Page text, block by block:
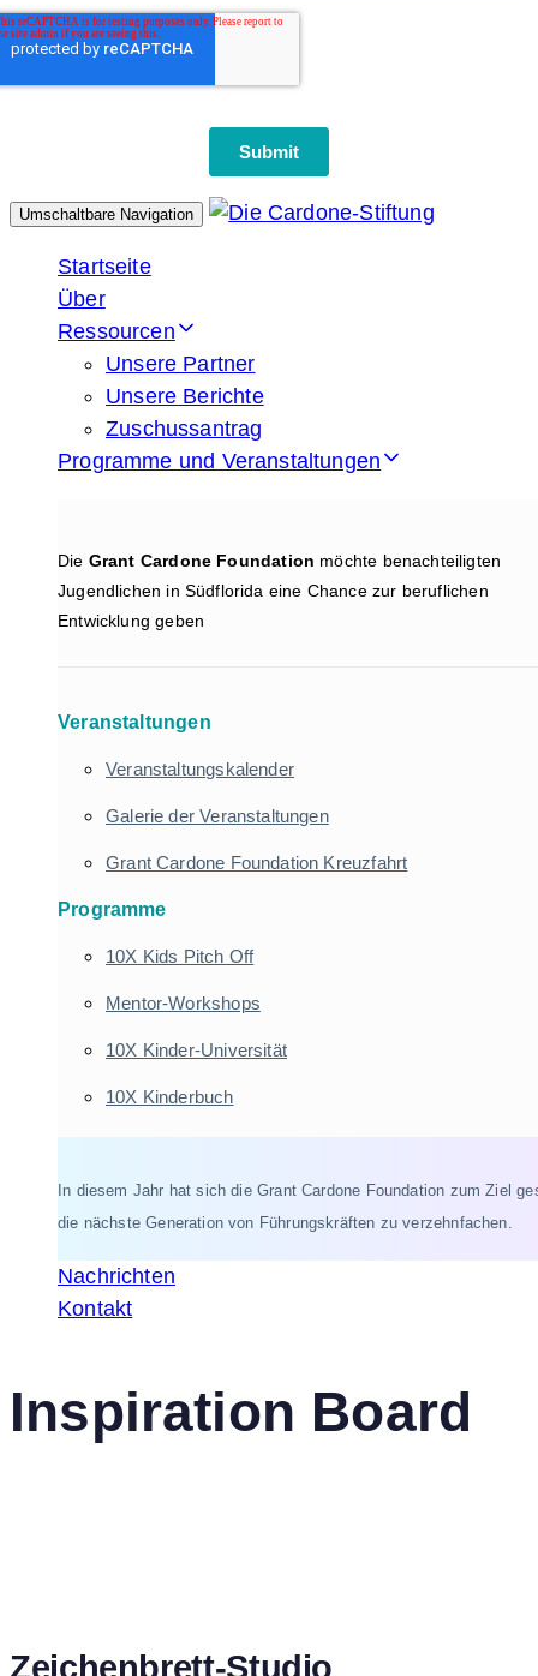
Umschaltbare Navigation
Startseite
Über
Ressourcen
Unsere Partner
Unsere Berichte
Zuschussantrag
Programme und Veranstaltungen
Die Grant Cardone Foundation möchte benachteiligten
Jugendlichen in Südflorida eine Chance zur beruflichen
Entwicklung geben
Veranstaltungen
Veranstaltungskalender
Galerie der Veranstaltungen
Grant Cardone Foundation Kreuzfahrt
Programme
10X Kids Pitch Off
Mentor-Workshops
10X Kinder-Universität
10X Kinderbuch
In diesem Jahr hat sich die Grant Cardone Foundation zum Ziel
die nächste Generation von Führungskräften zu verzehnfachen.
Nachrichten
Kontakt
Inspiration Board
Zeichenbrett-Studio